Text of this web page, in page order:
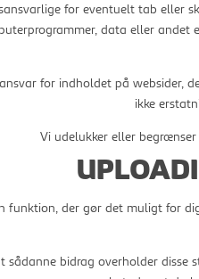
for eventuelt tab eller
data eller
for indholdet på websider,
ikke
Vi udelukker eller
funktion, der gør det muligt for
sådanne bidrag overholder